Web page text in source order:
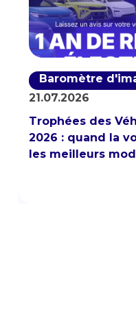
Baromètre
21.07.2026
Trophées des
2026 : quand la
les meilleurs